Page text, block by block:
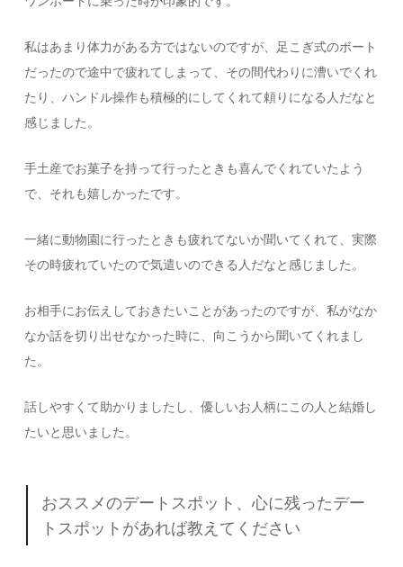
私はあまり体力がある方ではないのですが、足こぎ式のボート
だったので途中で疲れてしまって、その間代わりに漕いでくれ
たり、ハンドル操作も積極的にしてくれて頼りになる人だなと
感じました。
手土産でお菓子を持って行ったときも喜んでくれていたよう
で、それも嬉しかったです。
一緒に動物園に行ったときも疲れてないか聞いてくれて、実際
その時疲れていたので気遣いのできる人だなと感じました。
お相手にお伝えしておきたいことがあったのですが、私がなか
なか話を切り出せなかった時に、向こうから聞いてくれまし
た。
話しやすくて助かりましたし、優しいお人柄にこの人と結婚し
たいと思いました。
おススメのデートスポット、心に残ったデー
トスポットがあれば教えてください